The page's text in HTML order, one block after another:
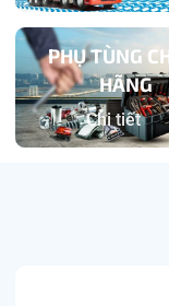
PHỤ TÙNG
HÃNG
Chi tiết